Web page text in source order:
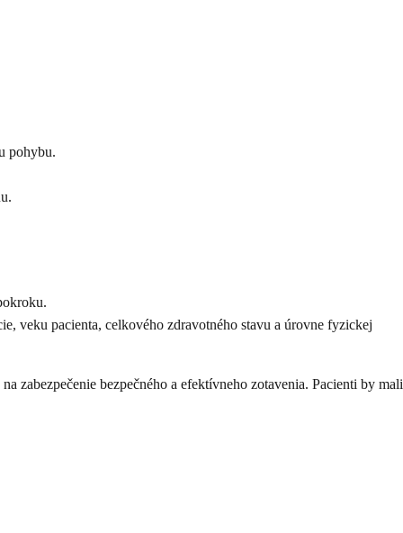
pohybu.
veku pacienta, celkového zdravotného stavu a úrovne fyzickej
zabezpečenie bezpečného a efektívneho zotavenia. Pacienti by mali